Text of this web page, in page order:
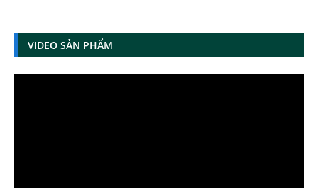
VIDEO SẢN PHẨM